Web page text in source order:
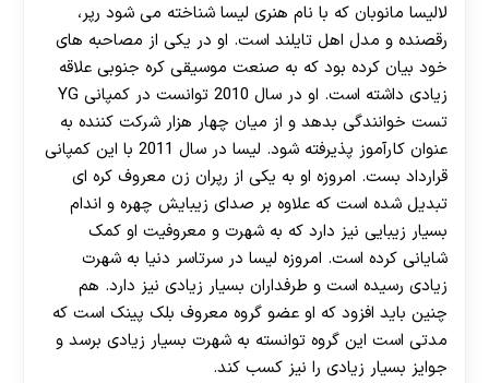
لالیسا مانوبان که با نام هنری لیسا شناخته می شود رپر،
رقصنده و مدل اهل تایلند است. او در یکی از مصاحبه های
خود بیان کرده بود که به صنعت موسیقی کره جنوبی علاقه‌
زیادی داشته است. او در سال 2010 توانست در کمپانی YG
تست خوانندگی بدهد و از میان چهار هزار شرکت کننده به
عنوان کارآموز پذیرفته شود. لیسا در سال 2011 با این کمپانی
قرارداد بست. امروزه او به یکی از رپران زن معروف کره‌ ای
تبدیل شده است که علاوه بر صدای زیبایش چهره و اندام
بسیار زیبایی نیز دارد که به شهرت و معروفیت او کمک
شایانی کرده است. امروزه لیسا در سرتاسر دنیا به شهرت
زیادی رسیده است و طرفداران بسیار زیادی نیز دارد. هم
چنین باید افزود که او عضو گروه معروف بلک پینک است که
مدتی است این گروه توانسته به شهرت بسیار زیادی برسد و
جوایز بسیار زیادی را نیز کسب کند.